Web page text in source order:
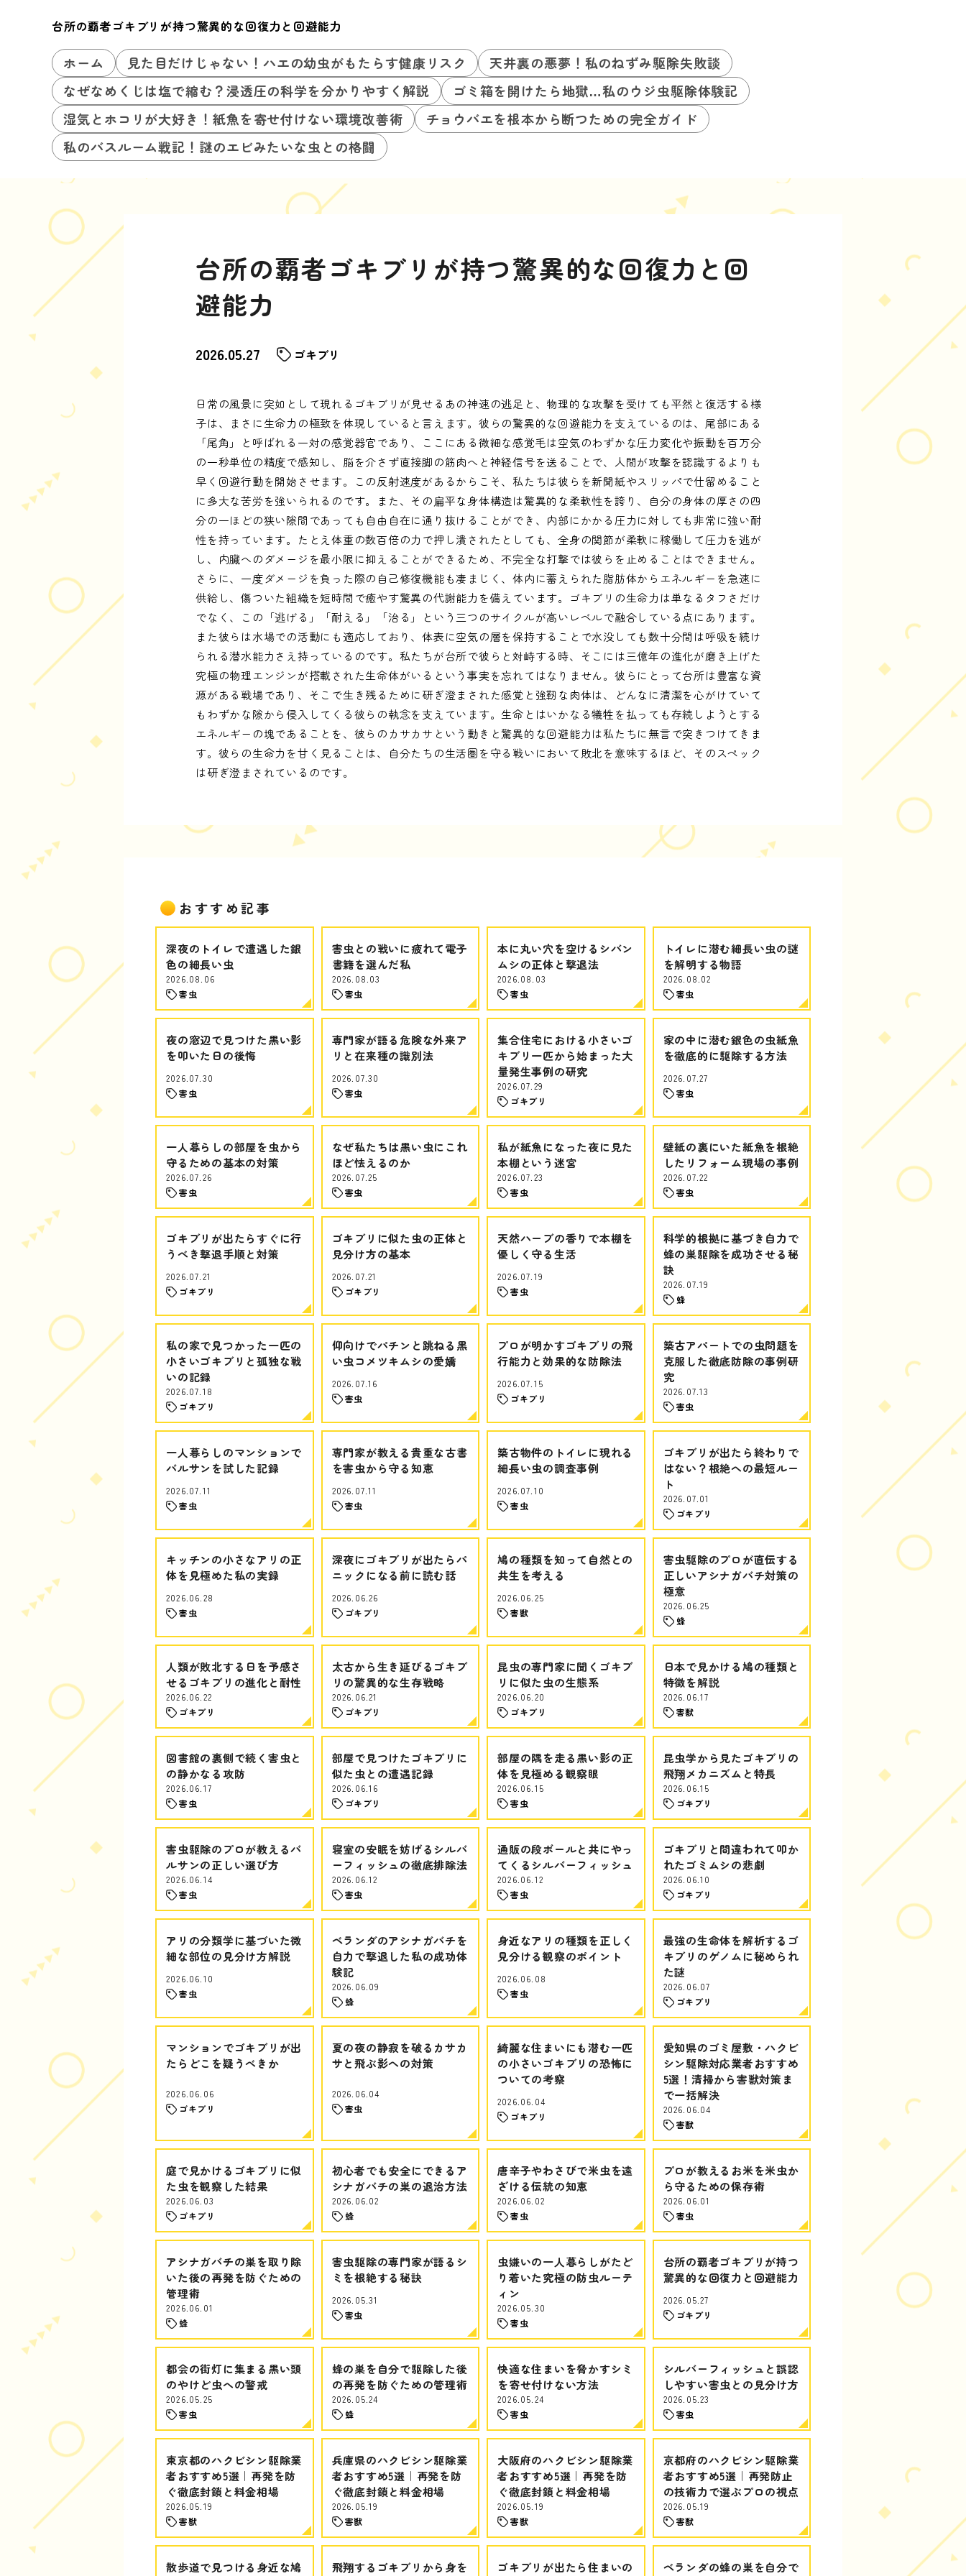
台所の覇者ゴキブリが持つ驚異的な回復力と回避能力
ホーム 見た目だけじゃない！ハエの幼虫がもたらす健康リスク
天井裏の悪夢！私のねずみ駆除失敗談
なぜなめくじは塩で縮む？浸透圧の科学を分かりやすく解説
ゴミ箱を開けたら地獄…私のウジ虫駆除体験記
湿気とホコリが大好き！紙魚を寄せ付けない環境改善術
チョウバエを根本から断つための完全ガイド
私のバスルーム戦記！謎のエビみたいな虫との格闘
台所の覇者ゴキブリが持つ驚異的な回復力と回
避能力
2026.05.27 ゴキブリ
日常の風景に突如として現れるゴキブリが見せるあの神速の逃足と、物理的な攻撃を受けても平然と復活する様
子は、まさに生命力の極致を体現していると言えます。彼らの驚異的な回避能力を支えているのは、尾部にある
「尾角」と呼ばれる一対の感覚器官であり、ここにある微細な感覚毛は空気のわずかな圧力変化や振動を百万分
の一秒単位の精度で感知し、脳を介さず直接脚の筋肉へと神経信号を送ることで、人間が攻撃を認識するよりも
早く回避行動を開始させます。この反射速度があるからこそ、私たちは彼らを新聞紙やスリッパで仕留めること
に多大な苦労を強いられるのです。また、その扁平な身体構造は驚異的な柔軟性を誇り、自分の身体の厚さの四
分の一ほどの狭い隙間であっても自由自在に通り抜けることができ、内部にかかる圧力に対しても非常に強い耐
性を持っています。たとえ体重の数百倍の力で押し潰されたとしても、全身の関節が柔軟に稼働して圧力を逃が
し、内臓へのダメージを最小限に抑えることができるため、不完全な打撃では彼らを止めることはできません。
さらに、一度ダメージを負った際の自己修復機能も凄まじく、体内に蓄えられた脂肪体からエネルギーを急速に
供給し、傷ついた組織を短時間で癒やす驚異の代謝能力を備えています。ゴキブリの生命力は単なるタフさだけ
でなく、この「逃げる」「耐える」「治る」という三つのサイクルが高いレベルで融合している点にあります。
また彼らは水場での活動にも適応しており、体表に空気の層を保持することで水没しても数十分間は呼吸を続け
られる潜水能力さえ持っているのです。私たちが台所で彼らと対峙する時、そこには三億年の進化が磨き上げた
究極の物理エンジンが搭載された生命体がいるという事実を忘れてはなりません。彼らにとって台所は豊富な資
源がある戦場であり、そこで生き残るために研ぎ澄まされた感覚と強靭な肉体は、どんなに清潔を心がけていて
もわずかな隙から侵入してくる彼らの執念を支えています。生命とはいかなる犠牲を払っても存続しようとする
エネルギーの塊であることを、彼らのカサカサという動きと驚異的な回避能力は私たちに無言で突きつけてきま
す。彼らの生命力を甘く見ることは、自分たちの生活圏を守る戦いにおいて敗北を意味するほど、そのスペック
は研ぎ澄まされているのです。
おすすめ記事
深夜のトイレで遭遇した銀
色の細長い虫
2026.08.06
害虫
害虫との戦いに疲れて電子
書籍を選んだ私
2026.08.03
害虫
本に丸い穴を空けるシバン
ムシの正体と撃退法
2026.08.03
害虫
トイレに潜む細長い虫の謎
を解明する物語
2026.08.02
害虫
夜の窓辺で見つけた黒い影
を叩いた日の後悔
2026.07.30
害虫
専門家が語る危険な外来ア
リと在来種の識別法
2026.07.30
害虫
集合住宅における小さいゴ
キブリ一匹から始まった大
量発生事例の研究
2026.07.29
ゴキブリ
家の中に潜む銀色の虫紙魚
を徹底的に駆除する方法
2026.07.27
害虫
一人暮らしの部屋を虫から
守るための基本の対策
2026.07.26
害虫
なぜ私たちは黒い虫にこれ
ほど怯えるのか
2026.07.25
害虫
私が紙魚になった夜に見た
本棚という迷宮
2026.07.23
害虫
壁紙の裏にいた紙魚を根絶
したリフォーム現場の事例
2026.07.22
害虫
ゴキブリが出たらすぐに行
うべき撃退手順と対策
2026.07.21
ゴキブリ
ゴキブリに似た虫の正体と
見分け方の基本
2026.07.21
ゴキブリ
天然ハーブの香りで本棚を
優しく守る生活
2026.07.19
害虫
科学的根拠に基づき自力で
蜂の巣駆除を成功させる秘
訣
2026.07.19
蜂
私の家で見つかった一匹の
小さいゴキブリと孤独な戦
いの記録
2026.07.18
ゴキブリ
仰向けでパチンと跳ねる黒
い虫コメツキムシの愛嬌
2026.07.16
害虫
プロが明かすゴキブリの飛
行能力と効果的な防除法
2026.07.15
ゴキブリ
築古アパートでの虫問題を
克服した徹底防除の事例研
究
2026.07.13
害虫
一人暮らしのマンションで
バルサンを試した記録
2026.07.11
害虫
専門家が教える貴重な古書
を害虫から守る知恵
2026.07.11
害虫
築古物件のトイレに現れる
細長い虫の調査事例
2026.07.10
害虫
ゴキブリが出たら終わりで
はない？根絶への最短ルー
ト
2026.07.01
ゴキブリ
キッチンの小さなアリの正
体を見極めた私の実録
2026.06.28
害虫
深夜にゴキブリが出たらパ
ニックになる前に読む話
2026.06.26
ゴキブリ
鳩の種類を知って自然との
共生を考える
2026.06.25
害獣
害虫駆除のプロが直伝する
正しいアシナガバチ対策の
極意
2026.06.25
蜂
人類が敗北する日を予感さ
せるゴキブリの進化と耐性
2026.06.22
ゴキブリ
太古から生き延びるゴキブ
リの驚異的な生存戦略
2026.06.21
ゴキブリ
昆虫の専門家に聞くゴキブ
リに似た虫の生態系
2026.06.20
ゴキブリ
日本で見かける鳩の種類と
特徴を解説
2026.06.17
害獣
図書館の裏側で続く害虫と
の静かなる攻防
2026.06.17
害虫
部屋で見つけたゴキブリに
似た虫との遭遇記録
2026.06.16
ゴキブリ
部屋の隅を走る黒い影の正
体を見極める観察眼
2026.06.15
害虫
昆虫学から見たゴキブリの
飛翔メカニズムと特長
2026.06.15
ゴキブリ
害虫駆除のプロが教えるバ
ルサンの正しい選び方
2026.06.14
害虫
寝室の安眠を妨げるシルバ
ーフィッシュの徹底排除法
2026.06.12
害虫
通販の段ボールと共にやっ
てくるシルバーフィッシュ
2026.06.12
害虫
ゴキブリと間違われて叩か
れたゴミムシの悲劇
2026.06.10
ゴキブリ
アリの分類学に基づいた微
細な部位の見分け方解説
2026.06.10
害虫
ベランダのアシナガバチを
自力で撃退した私の成功体
験記
2026.06.09
蜂
身近なアリの種類を正しく
見分ける観察のポイント
2026.06.08
害虫
最強の生命体を解析するゴ
キブリのゲノムに秘められ
た謎
2026.06.07
ゴキブリ
マンションでゴキブリが出
たらどこを疑うべきか
2026.06.06
ゴキブリ
夏の夜の静寂を破るカサカ
サと飛ぶ影への対策
2026.06.04
害虫
綺麗な住まいにも潜む一匹
の小さいゴキブリの恐怖に
ついての考察
2026.06.04
ゴキブリ
愛知県のゴミ屋敷・ハクビ
シン駆除対応業者おすすめ
5選！清掃から害獣対策ま
で一括解決
2026.06.04
害獣
庭で見かけるゴキブリに似
た虫を観察した結果
2026.06.03
ゴキブリ
初心者でも安全にできるア
シナガバチの巣の退治方法
2026.06.02
蜂
唐辛子やわさびで米虫を遠
ざける伝統の知恵
2026.06.02
害虫
プロが教えるお米を米虫か
ら守るための保存術
2026.06.01
害虫
アシナガバチの巣を取り除
いた後の再発を防ぐための
管理術
2026.06.01
蜂
害虫駆除の専門家が語るシ
ミを根絶する秘訣
2026.05.31
害虫
虫嫌いの一人暮らしがたど
り着いた究極の防虫ルーテ
ィン
2026.05.30
害虫
台所の覇者ゴキブリが持つ
驚異的な回復力と回避能力
2026.05.27
ゴキブリ
都会の街灯に集まる黒い頭
のやけど虫への警戒
2026.05.25
害虫
蜂の巣を自分で駆除した後
の再発を防ぐための管理術
2026.05.24
蜂
快適な住まいを脅かすシミ
を寄せ付けない方法
2026.05.24
害虫
シルバーフィッシュと誤認
しやすい害虫との見分け方
2026.05.23
害虫
東京都のハクビシン駆除業
者おすすめ5選｜再発を防
ぐ徹底封鎖と料金相場
2026.05.19
害獣
兵庫県のハクビシン駆除業
者おすすめ5選｜再発を防
ぐ徹底封鎖と料金相場
2026.05.19
害獣
大阪府のハクビシン駆除業
者おすすめ5選｜再発を防
ぐ徹底封鎖と料金相場
2026.05.19
害獣
京都府のハクビシン駆除業
者おすすめ5選｜再発防止
の技術力で選ぶプロの視点
2026.05.19
害獣
散歩道で見つける身近な鳩
飛翔するゴキブリから身を
ゴキブリが出たら住まいの
ベランダの蜂の巣を自分で